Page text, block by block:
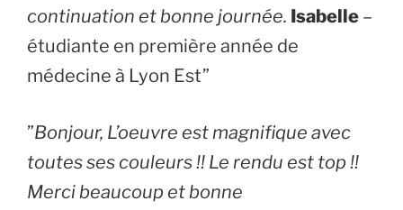
continuation et bonne journée. Isabelle –
étudiante en première année de
médecine à Lyon Est”
​”Bonjour, L’oeuvre est magnifique avec
toutes ses couleurs !! Le rendu est top !!
Merci beaucoup et bonne